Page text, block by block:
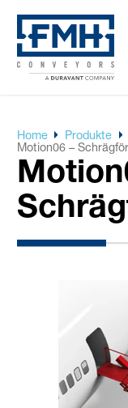
Home Produkte
Motion06 –